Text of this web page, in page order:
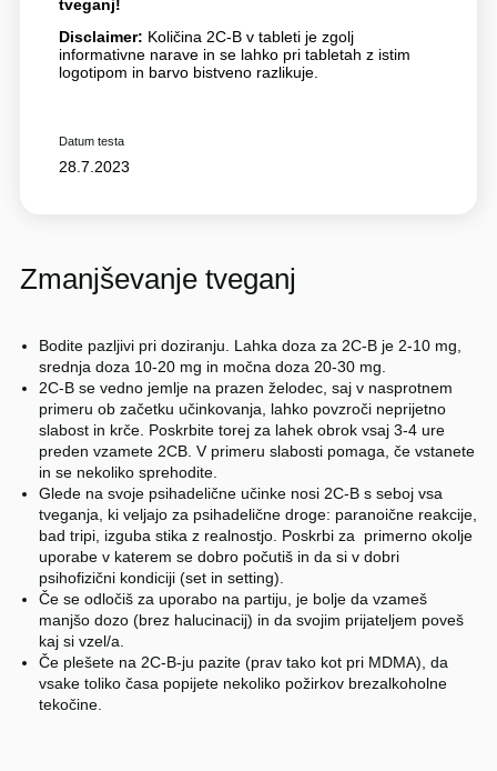
tveganj!
Disclaimer: Količina 2C-B v tableti je zgolj
informativne narave in se lahko pri tabletah z istim
logotipom in barvo bistveno razlikuje.
Datum testa
28.7.2023
Zmanjševanje tveganj
Bodite pazljivi pri doziranju. Lahka doza za 2C-B je 2-10 mg,
srednja doza 10-20 mg in močna doza 20-30 mg.
2C-B se vedno jemlje na prazen želodec, saj v nasprotnem
primeru ob začetku učinkovanja, lahko povzroči neprijetno
slabost in krče. Poskrbite torej za lahek obrok vsaj 3-4 ure
preden vzamete 2CB. V primeru slabosti pomaga, če vstanete
in se nekoliko sprehodite.
Glede na svoje psihadelične učinke nosi 2C-B s seboj vsa
tveganja, ki veljajo za psihadelične droge: paranoične reakcije,
bad tripi, izguba stika z realnostjo. Poskrbi za primerno okolje
uporabe v katerem se dobro počutiš in da si v dobri
psihofizični kondiciji (set in setting).
Če se odločiš za uporabo na partiju, je bolje da vzameš
manjšo dozo (brez halucinacij) in da svojim prijateljem poveš
kaj si vzel/a.
Če plešete na 2C-B-ju pazite (prav tako kot pri MDMA), da
vsake toliko časa popijete nekoliko požirkov brezalkoholne
tekočine.